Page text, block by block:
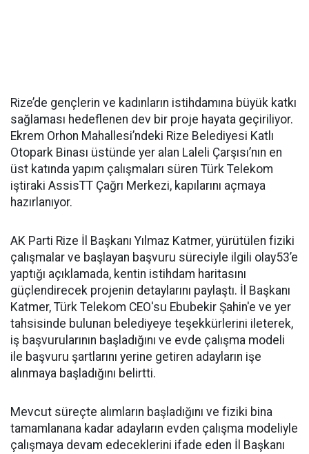
Rize’de gençlerin ve kadınların istihdamına büyük katkı
sağlaması hedeflenen dev bir proje hayata geçiriliyor.
Ekrem Orhon Mahallesi’ndeki Rize Belediyesi Katlı
Otopark Binası üstünde yer alan Laleli Çarşısı’nın en
üst katında yapım çalışmaları süren Türk Telekom
iştiraki AssisTT Çağrı Merkezi, kapılarını açmaya
hazırlanıyor.
AK Parti Rize İl Başkanı Yılmaz Katmer, yürütülen fiziki
çalışmalar ve başlayan başvuru süreciyle ilgili olay53’e
yaptığı açıklamada, kentin istihdam haritasını
güçlendirecek projenin detaylarını paylaştı. İl Başkanı
Katmer, Türk Telekom CEO'su Ebubekir Şahin'e ve yer
tahsisinde bulunan belediyeye teşekkürlerini ileterek,
iş başvurularının başladığını ve evde çalışma modeli
ile başvuru şartlarını yerine getiren adayların işe
alınmaya başladığını belirtti.
Mevcut süreçte alımların başladığını ve fiziki bina
tamamlanana kadar adayların evden çalışma modeliyle
çalışmaya devam edeceklerini ifade eden İl Başkanı